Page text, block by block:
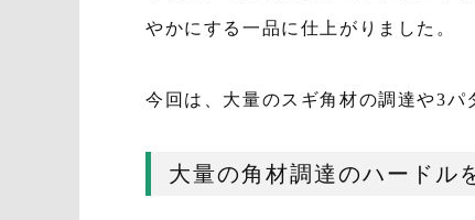
やかにする一品に仕上がりました。
今回は、大量のスギ角材の調達や3パ
大量の角材調達のハードル